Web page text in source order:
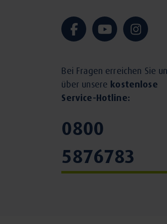
Bei Fragen erreichen Sie
über unsere kostenlose
Service-Hotline:
0800
5876783